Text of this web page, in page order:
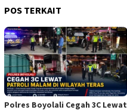
POS TERKAIT
Polres Boyolali Cegah 3C Lewat